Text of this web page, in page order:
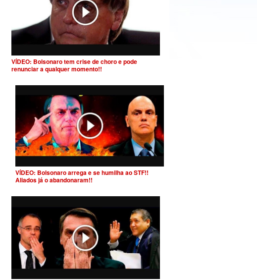
VÍDEO: Bolsonaro tem crise de choro e pode
renunciar a qualquer momento!!
VÍDEO: Bolsonaro arrega e se humilha ao STF!!
Aliados já o abandonaram!!